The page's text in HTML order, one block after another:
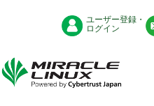
ユーザー登録・
ログイン